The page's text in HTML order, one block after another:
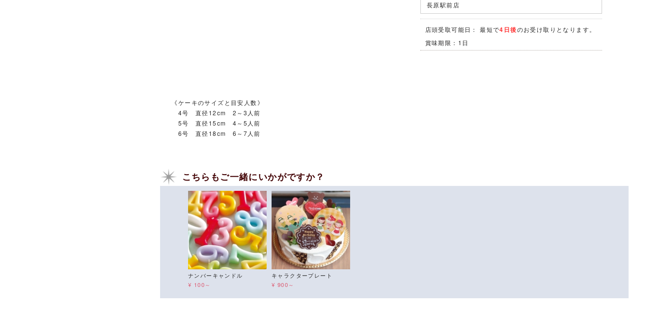
長原駅前店
店頭受取可能日： 最短で4日後のお受け取りとなります。
賞味期限：1日
《ケーキのサイズと目安人数》
4号 直径12cm 2～3人前
5号 直径15cm 4～5人前
6号 直径18cm 6～7人前
こちらもご一緒にいかがですか？
ナンバーキャンドル
¥ 100～
キャラクタープレート
¥ 900～